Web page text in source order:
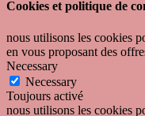
Cookies et politique de
nous utilisons les cookies
en vous proposant des
Necessary
Necessary
Toujours activé
nous utilisons les cookies